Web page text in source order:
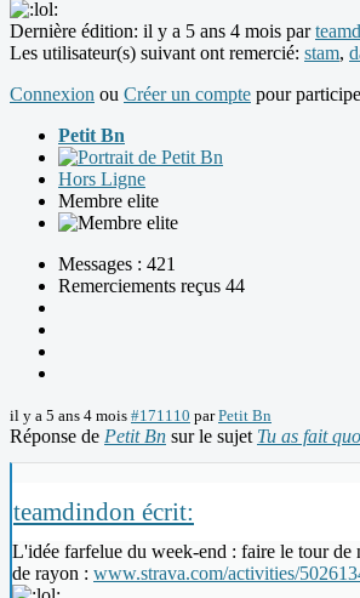
Dernière édition: il y a 5 ans 4 mois par
Les utilisateur(s) suivant ont remercié: stam,
Connexion ou Créer un compte pour
Petit Bn
Hors Ligne
Membre elite
Messages : 421
Remerciements reçus 44
il y a 5 ans 4 mois #171110 parPetit Bn
Réponse de Petit Bn sur le sujet Tu as fait
teamdindon écrit:
L'idée farfelue du week-end : faire le tour de
de rayon : www.strava.com/activities/